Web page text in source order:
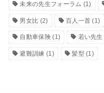
未来の先生フォーラム (1)
男女比 (2) 百人一首 (1)
自動車保険(1) 若い先生
避難訓練 (1) 髪型 (1)